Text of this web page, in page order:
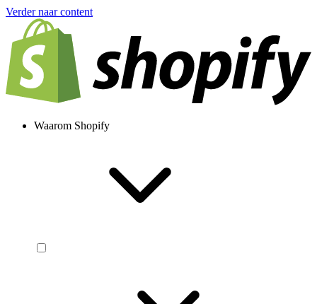
Verder naar content
Waarom Shopify